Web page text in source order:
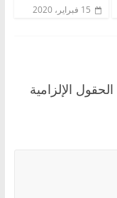
15 فبراير، 2020
الحقول الإلزامية